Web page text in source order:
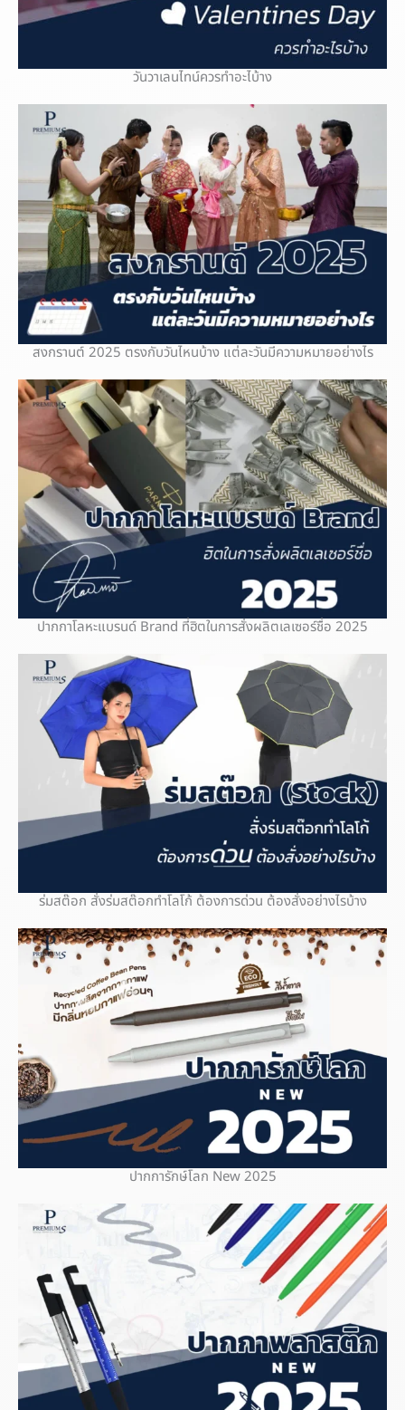
วันวาเลนไทน์ควรทำอะไบ้าง
สงกรานต์ 2025 ตรงกับวันไหนบ้าง แต่ละวันมีความหมายอย่างไร
ปากกาโลหะแบรนด์ Brand ที่ฮิตในการสั่งผลิตเลเซอร์ชื่อ 2025
ร่มสต๊อก สั่งร่มสต๊อกทำโลโก้ ต้องการด่วน ต้องสั่งอย่างไรบ้าง
ปากการักษ์โลก New 2025